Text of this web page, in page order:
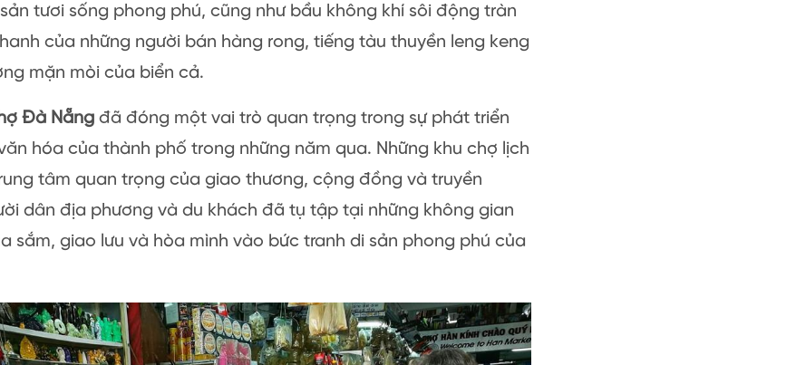
tươi sống phong phú, cũng như bầu không khí sôi động tràn
của những người bán hàng rong, tiếng tàu thuyền leng keng
mặn mòi của biển cả.
Đà Nẵng đã đóng một vai trò quan trọng trong sự phát triển
hóa của thành phố trong những năm qua. Những khu chợ lịch
tâm quan trọng của giao thương, cộng đồng và truyền
dân địa phương và du khách đã tụ tập tại những không gian
sắm, giao lưu và hòa mình vào bức tranh di sản phong phú của